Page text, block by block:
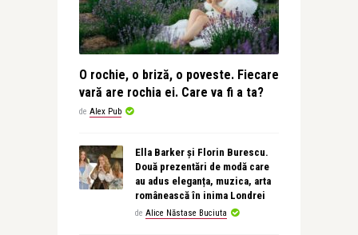
O rochie, o briză, o poveste. Fiecare
vară are rochia ei. Care va fi a ta?
de Alex Pub
Ella Barker și Florin Burescu.
Două prezentări de modă care
au adus eleganța, muzica, arta
românească în inima Londrei
de Alice Năstase Buciuta